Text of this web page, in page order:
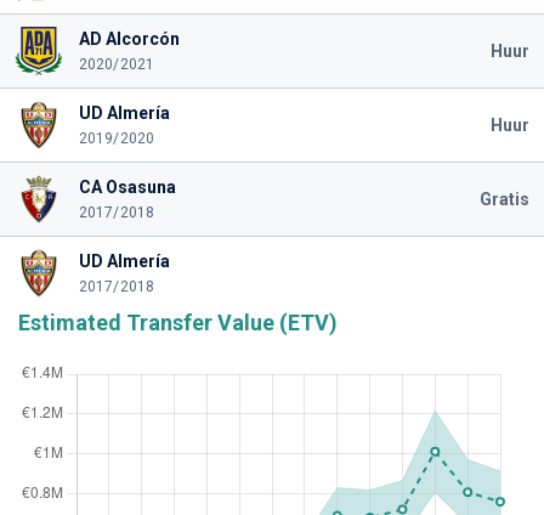
AD Alcorcón
2020/2021
Huur
UD Almería
2019/2020
Huur
CA Osasuna
2017/2018
Gratis
UD Almería
2017/2018
Estimated Transfer Value (ETV)